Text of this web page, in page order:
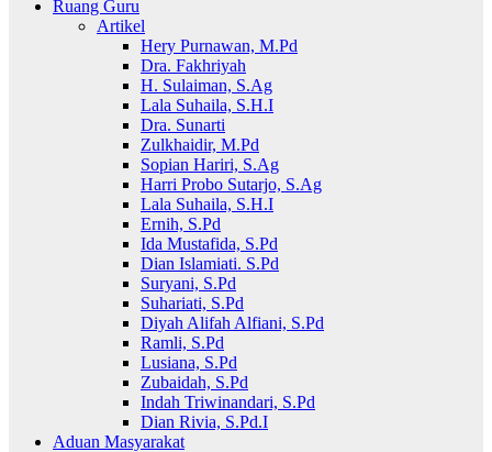
Ruang Guru
Artikel
Hery Purnawan, M.Pd
Dra. Fakhriyah
H. Sulaiman, S.Ag
Lala Suhaila, S.H.I
Dra. Sunarti
Zulkhaidir, M.Pd
Sopian Hariri, S.Ag
Harri Probo Sutarjo, S.Ag
Lala Suhaila, S.H.I
Ernih, S.Pd
Ida Mustafida, S.Pd
Dian Islamiati. S.Pd
Suryani, S.Pd
Suhariati, S.Pd
Diyah Alifah Alfiani, S.Pd
Ramli, S.Pd
Lusiana, S.Pd
Zubaidah, S.Pd
Indah Triwinandari, S.Pd
Dian Rivia, S.Pd.I
Aduan Masyarakat